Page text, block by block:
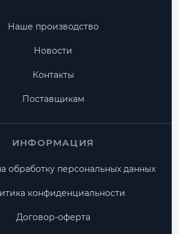
Наше производство
Новости
Контакты
Поставщикам
ИНФОРМАЦИЯ
обработку персональных данных
конфиденциальности
Договор-оферта